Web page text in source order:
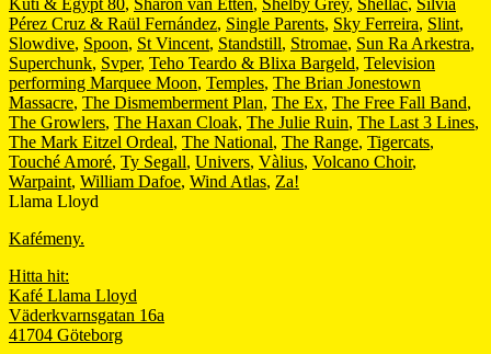
Kuti & Egypt 80, Sharon van Etten, Shelby Grey, Shellac, Sílvia
Pérez Cruz & Raül Fernández, Single Parents, Sky Ferreira, Slint,
Slowdive, Spoon, St Vincent, Standstill, Stromae, Sun Ra Arkestra,
Superchunk, Svper, Teho Teardo & Blixa Bargeld, Television
performing Marquee Moon, Temples, The Brian Jonestown
Massacre, The Dismemberment Plan, The Ex, The Free Fall Band,
The Growlers, The Haxan Cloak, The Julie Ruin, The Last 3 Lines,
The Mark Eitzel Ordeal, The National, The Range, Tigercats,
Touché Amoré, Ty Segall, Univers, Vàlius, Volcano Choir,
Warpaint, William Dafoe, Wind Atlas, Za!
Llama Lloyd
Kafémeny.
Hitta hit:
Kafé Llama Lloyd
Väderkvarnsgatan 16a
41704 Göteborg